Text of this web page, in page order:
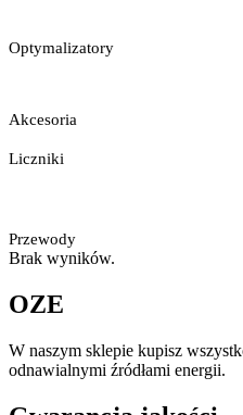
Optymalizatory
Akcesoria
Liczniki
Przewody
Brak wyników.
OZE
W naszym sklepie kupisz
odnawialnymi źródłami energii.